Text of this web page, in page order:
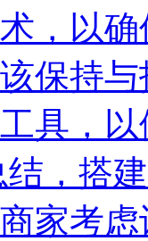
，以
保持
具，
，搭
家考